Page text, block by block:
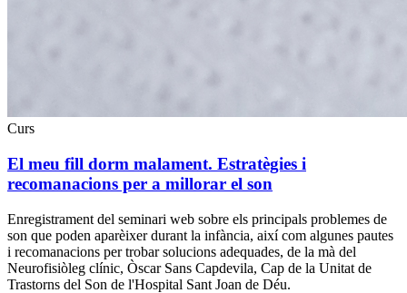
Curs
El meu fill dorm malament. Estratègies i
recomanacions per a millorar el son
Enregistrament del seminari web sobre els principals problemes de
son que poden aparèixer durant la infància, així com algunes pautes
i recomanacions per trobar solucions adequades, de la mà del
Neurofisiòleg clínic, Òscar Sans Capdevila, Cap de la Unitat de
Trastorns del Son de l'Hospital Sant Joan de Déu.